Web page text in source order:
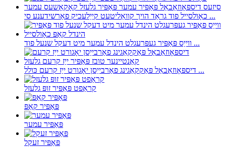
כאָולסייל פוד גראַד הויך קוואַליטעט קייַלעכיק פאַרשידענע סי ...
ווייַס פּאַפּיר געפּרעגלט הינדל עמער מיט דעקל שנעל פוד ...
דיספּאָוזאַבאַל פּאַקקאַגינג פאַרבייַסן יאָגורט ייַז קרעם כּולל ...
קראַפט פּאַפּיר זופּ גלעזל
פּאַפּיר קאַפּ
פּאַפּיר עמער
פּאַפּיר זעקל